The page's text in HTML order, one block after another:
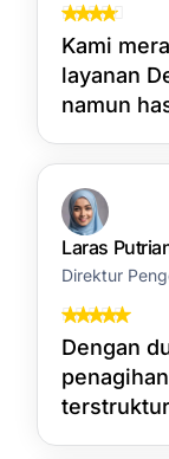
Kami
layanan
namun
Laras
Direktur
Dengan